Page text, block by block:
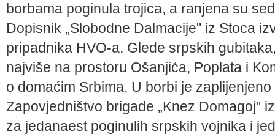
borbama poginula trojica, a ranjena su
Dopisnik „Slobodne Dalmacije" iz Stoca
pripadnika HVO-a. Glede srpskih
najviše na prostoru Ošanjića, Poplata i
o domaćim Srbima. U borbi je
Zapovjedništvo brigade „Knez Domagoj"
za jedanaest poginulih srpskih vojnika i